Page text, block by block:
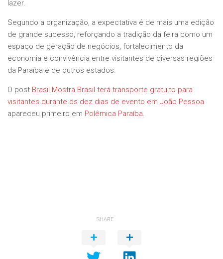
lazer.
Segundo a organização, a expectativa é de mais uma edição
de grande sucesso, reforçando a tradição da feira como um
espaço de geração de negócios, fortalecimento da
economia e convivência entre visitantes de diversas regiões
da Paraíba e de outros estados.
O post Brasil Mostra Brasil terá transporte gratuito para
visitantes durante os dez dias de evento em João Pessoa
apareceu primeiro em Polêmica Paraíba
SHARE